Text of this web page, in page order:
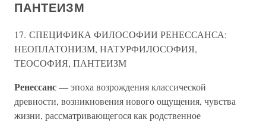
ПАНТЕИЗМ
17. СПЕЦИФИКА ФИЛОСОФИИ РЕНЕССАНСА:
НЕОПЛАТОНИЗМ, НАТУРФИЛОСОФИЯ,
ТЕОСОФИЯ, ПАНТЕИЗМ
Ренессанс— эпоха возрождения классической
древности, возникновения нового ощущения, чувства
жизни, рассматривающегося как родственное